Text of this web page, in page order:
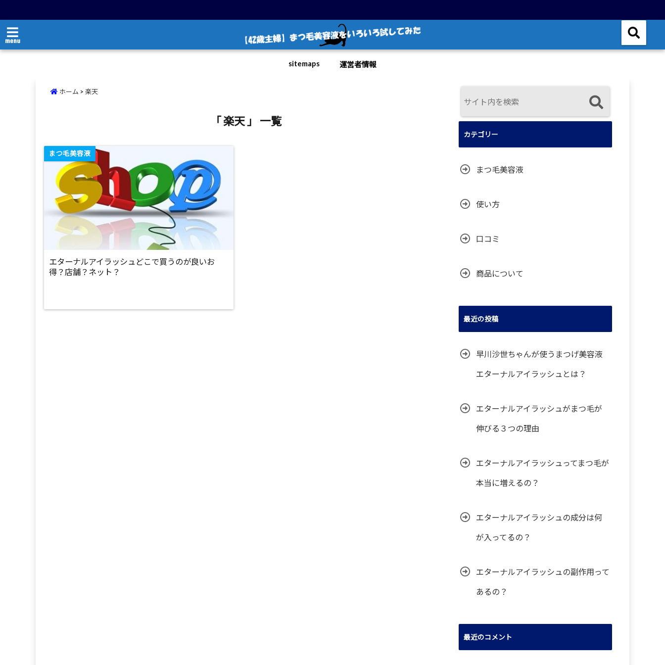
menu
sitemaps 運営者情報
ホーム > 楽天
「 楽天 」 一覧
まつ毛美容液
エターナルアイラッシュどこで買うのが良いお
得？店舗？ネット？
カテゴリー
まつ毛美容液
使い方
口コミ
商品について
最近の投稿
早川沙世ちゃんが使うまつげ美容液
エターナルアイラッシュとは？
エターナルアイラッシュがまつ毛が
伸びる３つの理由
エターナルアイラッシュってまつ毛が
本当に増えるの？
エターナルアイラッシュの成分は何
が入ってるの？
エターナルアイラッシュの副作用って
あるの？
最近のコメント